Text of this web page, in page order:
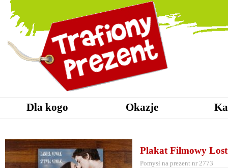
Dla kogo Okazje
Plakat Filmowy
Pomysł na prezent nr 2773